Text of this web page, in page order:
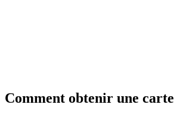
Comment obtenir une